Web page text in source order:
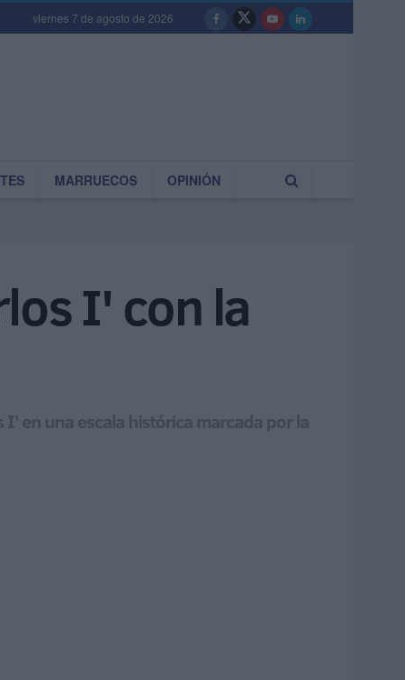
viernes 7 de agosto de 2026
MARRUECOS OPINIÓN
I' con la
en una escala histórica marcada por la